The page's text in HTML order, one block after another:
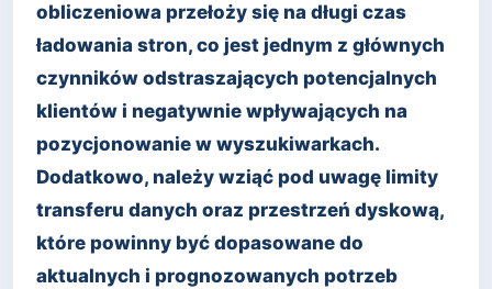
obliczeniowa przełoży się na długi czas
ładowania stron, co jest jednym z głównych
czynników odstraszających potencjalnych
klientów i negatywnie wpływających na
pozycjonowanie w wyszukiwarkach.
Dodatkowo, należy wziąć pod uwagę limity
transferu danych oraz przestrzeń dyskową,
które powinny być dopasowane do
aktualnych i prognozowanych potrzeb